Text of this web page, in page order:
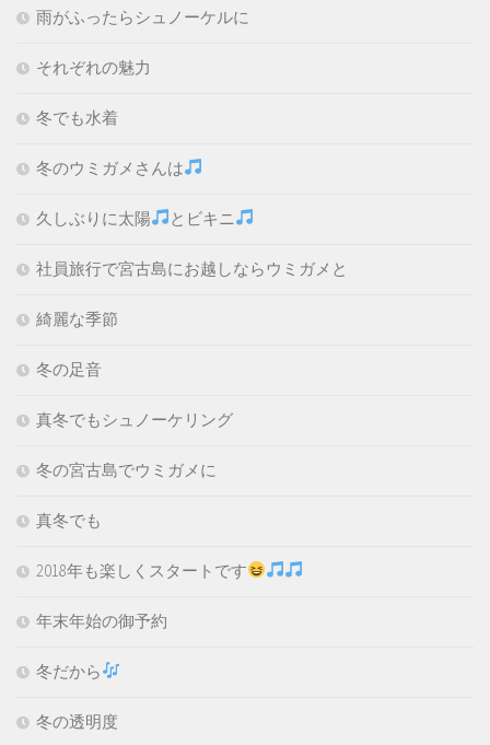
雨がふったらシュノーケルに
それぞれの魅力
冬でも水着
冬のウミガメさんは
久しぶりに太陽 とビキニ
社員旅行で宮古島にお越しならウミガメと
綺麗な季節
冬の足音
真冬でもシュノーケリング
冬の宮古島でウミガメに
真冬でも
2018年も楽しくスタートです
年末年始の御予約
冬だから
冬の透明度